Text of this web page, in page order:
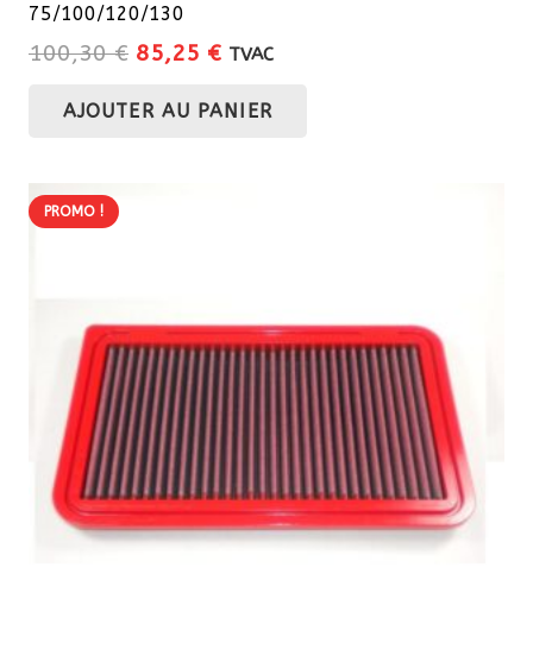
75/100/120/130
100,30€ Le
initial
85,25 €Le
actuel
TVAC
AJOUTER AU PANIER
PROMO !